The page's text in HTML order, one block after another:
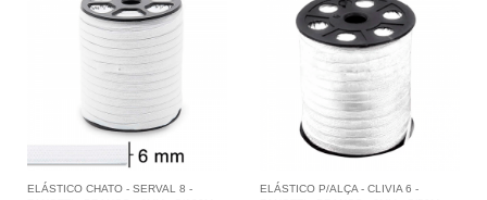
ELÁSTICO CHATO - SERVAL 8 -
ELÁSTICO P/ALÇA - CLIVIA 6 -